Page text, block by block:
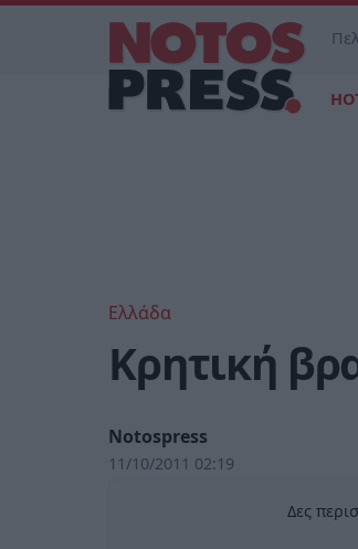
Ελλάδα
Κρητική
Notospress
11/10/2011 02:19
Δες